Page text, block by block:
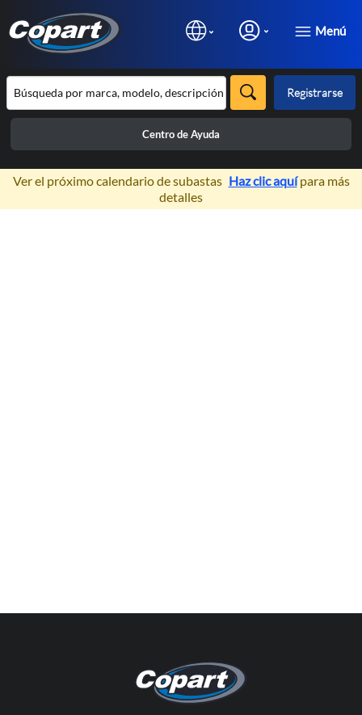
Menú
Registrarse
Centro de Ayuda
×
Ver el próximo calendario de subastas Haz clic aquípara más
detalles